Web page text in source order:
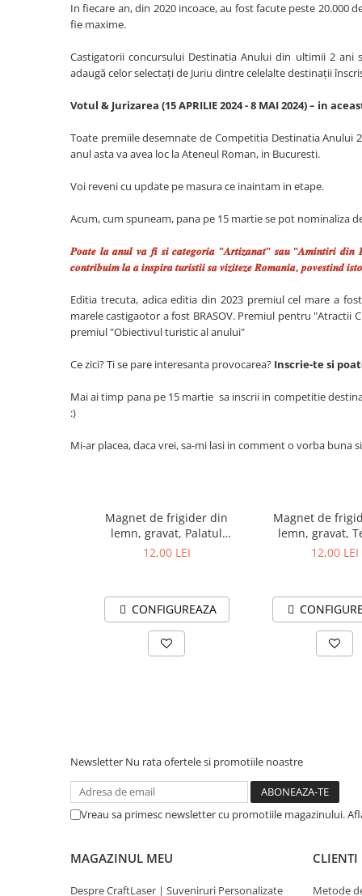
In fiecare an, din 2020 incoace, au fost facute peste 20.000
fie maxime.
Castigatorii concursului Destinatia Anului din ultimii 2
adaugă celor selectați de Juriu dintre celelalte destinații
Votul & Jurizarea (15 APRILIE 2024 - 8 MAI 2024) – in
Toate premiile desemnate de Competitia Destinatia Anului
anul asta va avea loc la Ateneul Roman, in Bucuresti.
Voi reveni cu update pe masura ce inaintam in etape.
Acum, cum spuneam, pana pe 15 martie se pot nominaliza
𝑷𝒐𝒂𝒕𝒆 𝒍𝒂 𝒂𝒏𝒖𝒍 𝒗𝒂 𝒇𝒊 𝒔𝒊 𝒄𝒂𝒕𝒆𝒈𝒐𝒓𝒊𝒂 "𝑨𝒓𝒕𝒊𝒛𝒂𝒏𝒂𝒕" 𝒔𝒂𝒖 "𝑨𝒎𝒊𝒏𝒕𝒊𝒓𝒊
𝒄𝒐𝒏𝒕𝒓𝒊𝒃𝒖𝒊𝒎 𝒍𝒂 𝒂 𝒊𝒏𝒔𝒑𝒊𝒓𝒂 𝒕𝒖𝒓𝒊𝒔𝒕𝒊𝒊 𝒔𝒂 𝒗𝒊𝒛𝒊𝒕𝒆𝒛𝒆 𝑹𝒐𝒎𝒂𝒏𝒊𝒂, 𝒑𝒐𝒗𝒆𝒔𝒕𝒊𝒏𝒅
Editia trecuta, adica editia din 2023 premiul cel mare a
marele castigaotor a fost BRASOV. Premiul pentru "Atractii
premiul "Obiectivul turistic al anului"
Ce zici? Ti se pare interesanta provocarea? Inscrie-te si poate
Mai ai timp pana pe 15 martie sa inscrii in competitie
:)
Mi-ar placea, daca vrei, sa-mi lasi in comment o vorba buna
Magnet de frigider din
lemn, gravat, Palatul
"Vulturul Negru" Oradea
12,00 LEI
CONFIGUREAZA
Magnet de
lemn, gravat,
Regina Maria din
12,00 LEI
Newsletter Nu rata ofertele si promotiile noastre
Vreau sa primesc newsletter cu promotiile magazinului.
MAGAZINUL MEU
Despre CraftLaser | Suveniruri Personalizate
CLIENTI
Metode